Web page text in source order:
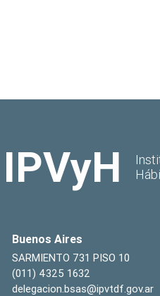
IPVyH
Buenos Aires
SARMIENTO 731 PISO 10
(011) 4325 1632
delegacion.bsas@ipvtdf.gov.ar